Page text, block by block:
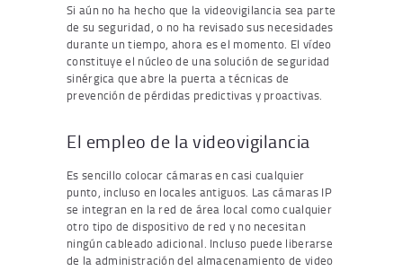
Si aún no ha hecho que la videovigilancia sea parte
de su seguridad, o no ha revisado sus necesidades
durante un tiempo, ahora es el momento. El vídeo
constituye el núcleo de una solución de seguridad
sinérgica que abre la puerta a técnicas de
prevención de pérdidas predictivas y proactivas.
El empleo de la videovigilancia
Es sencillo colocar cámaras en casi cualquier
punto, incluso en locales antiguos. Las cámaras IP
se integran en la red de área local como cualquier
otro tipo de dispositivo de red y no necesitan
ningún cableado adicional. Incluso puede liberarse
de la administración del almacenamiento de video